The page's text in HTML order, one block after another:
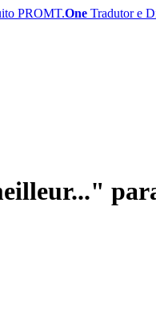
PROMT.One Tradutor e